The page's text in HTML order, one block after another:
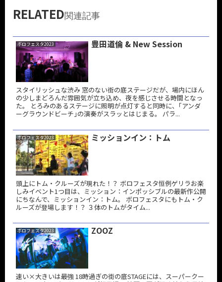
RELATED関連記事
ボロフェスタ2023 豊田道倫 & New Session
スタイリッシュな渋み 窓のない街の底ステージだが、場内にほん
の少しまどろんだ雰囲気が立ち込め、夜を感じさせる時間となっ
た。 とろみのあるステージに照明が点灯すると同時に、｢アンダ
ーグラウンドビーチ｣の演奏がスラッとはじまる。 パラ...
ボロフェスタ2023 ミッションイン：トム
頭上にトム・クルーズが現れた！？ ボロフェスタ恒例ゲリラお楽
しみイベント1つ目は、ミッション：インポッシブルの最新作公開
にちなんで、ミッションイン：トム。 ボロフェスタにもトム・ク
ルーズが登場します！？ ３体のトムがタイム...
ボロフェスタ2023 ZOOZ
速い×大きいは最強 18時過ぎの街の底STAGEには、スーパークー